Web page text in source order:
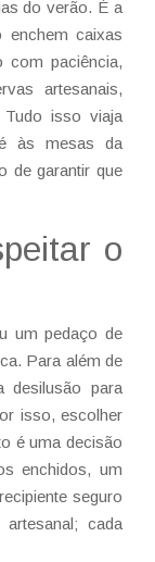
do verão. É a
caixas
paciência,
artesanais,
Tudo isso viaja
às mesas da
de garantir que
o
um pedaço de
Para além de
desilusão para
isso, escolher
é uma decisão
enchidos, um
seguro
cada